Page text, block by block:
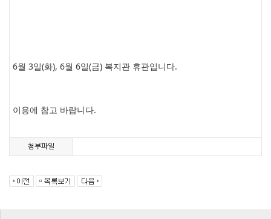
6월 3일(화), 6월 6일(금) 복지관 휴관입니다.
이용에 참고 바랍니다.
첨부파일